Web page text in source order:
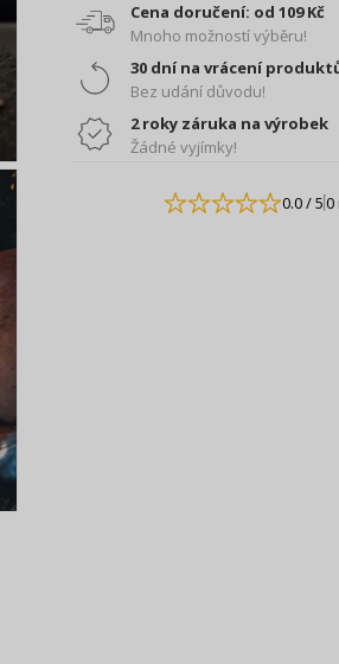
Cena doručení: od 109 Kč
Mnoho možností výběru!
30 dní na vrácení
Bez udání důvodu!
2 roky záruka na výrobek
Žádné vyjímky!
0.0/ 50